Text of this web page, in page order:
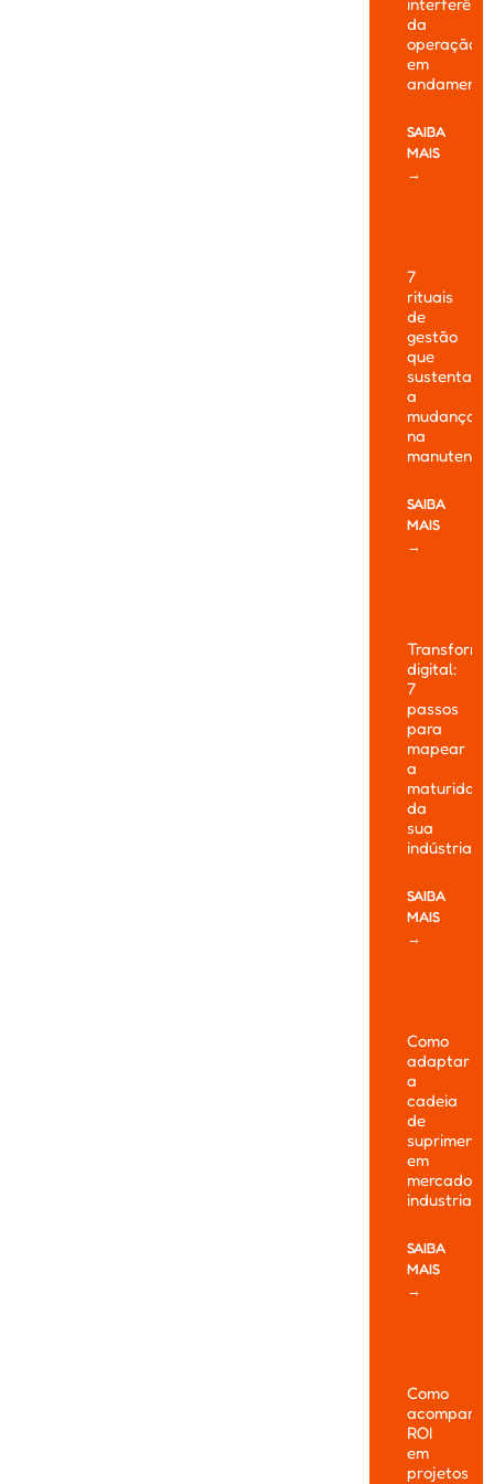
da
operação
em
andamento
SAIBA
MAIS
→
7
rituais
de
gestão
que
sustentam
a
mudança
na
SAIBA
MAIS
→
digital:
7
passos
para
mapear
a
maturidade
da
sua
indústria
SAIBA
MAIS
→
Como
adaptar
a
cadeia
de
em
mercados
industriais
SAIBA
MAIS
→
Como
ROI
em
projetos